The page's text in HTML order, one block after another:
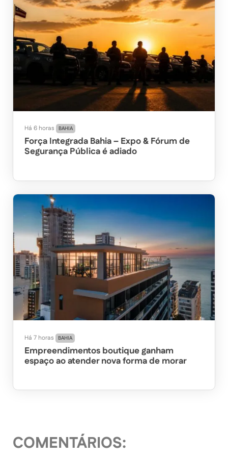
Há 6 horas BAHIA
Força Integrada Bahia – Expo & Fórum de
Segurança Pública é adiado
Há 7 horas BAHIA
Empreendimentos boutique ganham
espaço ao atender nova forma de morar
COMENTÁRIOS: